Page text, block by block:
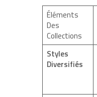
Éléments
Des
Collections
Styles
Diversifiés